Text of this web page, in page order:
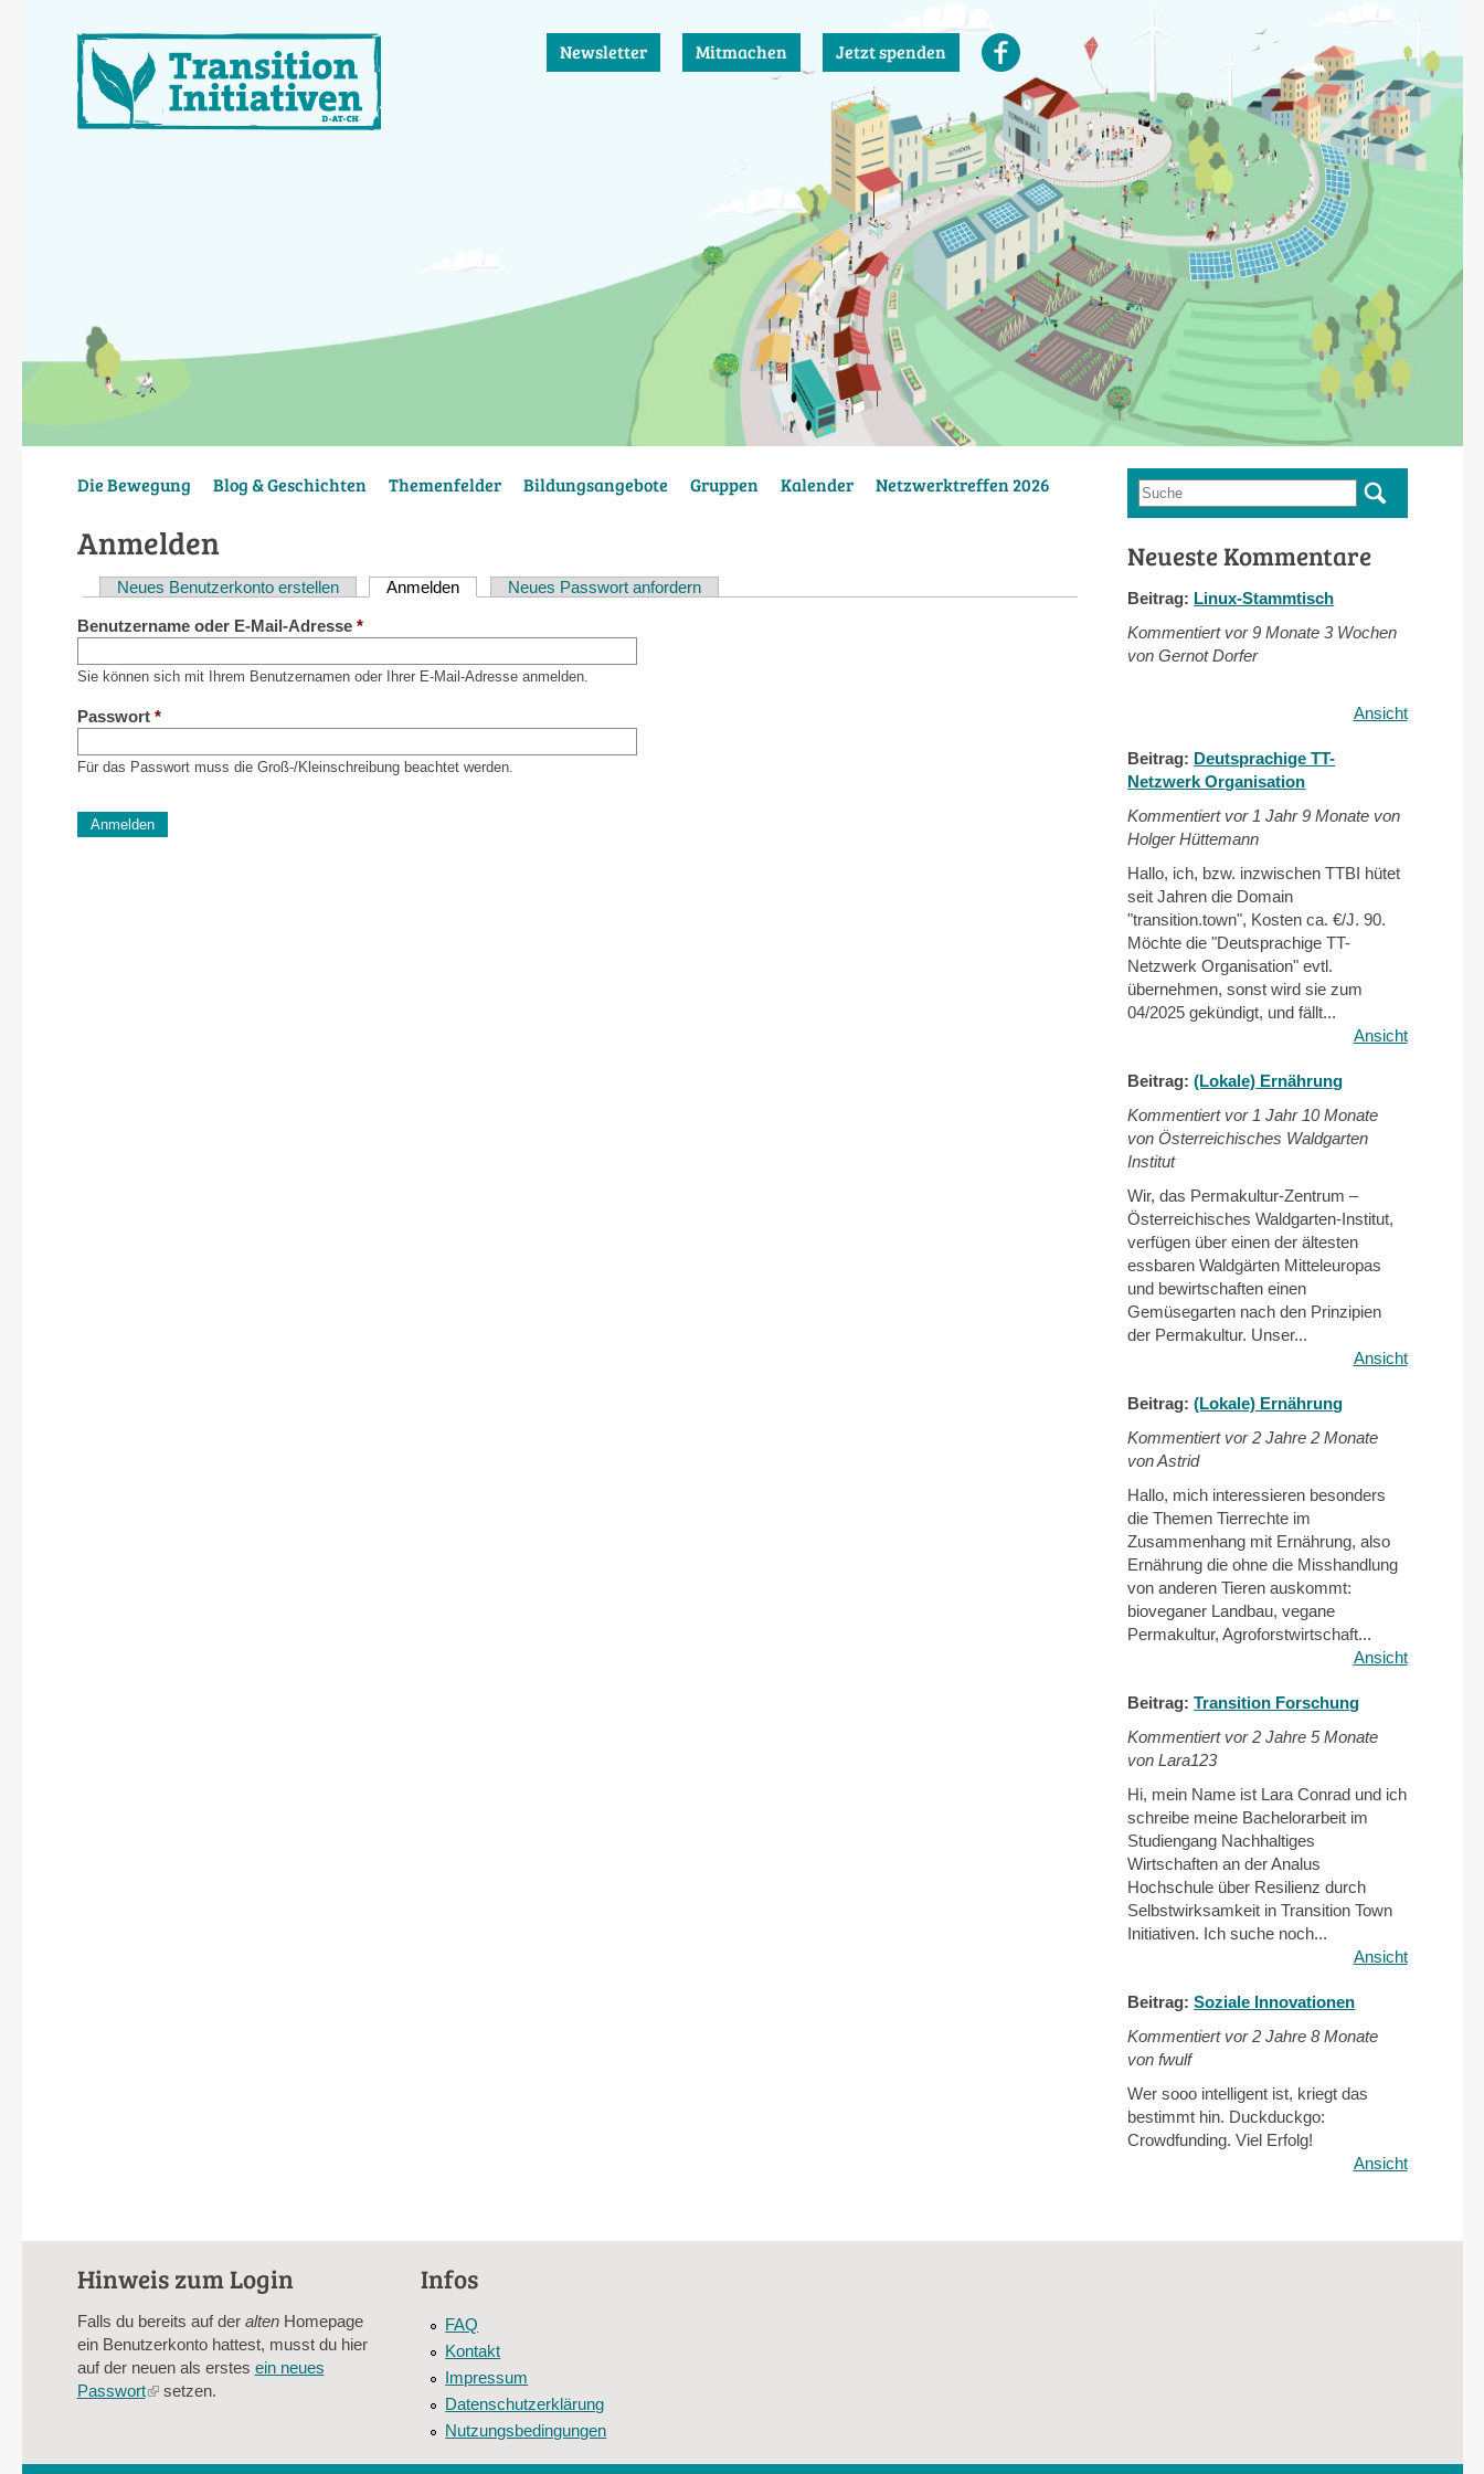
Newsletter Mitmachen Jetzt spenden
Die Bewegung Blog & Geschichten Themenfelder Bildungsangebote Gruppen Kalender Netzwerktreffen 2026
Anmelden
Haupt-
Reiter
Neues Benutzerkonto erstellen Anmelden (aktiver Reiter)
Neues Passwort anfordern
Benutzername oder E-Mail-Adresse *
Sie können sich mit Ihrem Benutzernamen oder Ihrer E-Mail-Adresse anmelden.
Passwort *
Für das Passwort muss die Groß-/Kleinschreibung beachtet werden.
Diese Sicherheitsfrage überprüft, ob Sie ein menschlicher Besucher sind und
Suchformular
Suche
Neueste Kommentare
Beitrag: Linux-Stammtisch
Kommentiert vor9 Monate 3 Wochen
von Gernot Dorfer
Ansicht
Beitrag: Deutsprachige TT-
Netzwerk Organisation
Kommentiert vor 1 Jahr 9 Monate von
Holger Hüttemann
Hallo, ich, bzw. inzwischen TTBI hütet
seit Jahren die Domain
"transition.town", Kosten ca. €/J. 90.
Möchte die "Deutsprachige TT-
Netzwerk Organisation" evtl.
übernehmen, sonst wird sie zum
04/2025 gekündigt, und fällt...
Ansicht
Beitrag:(Lokale) Ernährung
Kommentiert vor 1 Jahr 10 Monate
von Österreichisches Waldgarten
Institut
Wir, das Permakultur-Zentrum –
Österreichisches Waldgarten-Institut,
verfügen über einen der ältesten
essbaren Waldgärten Mitteleuropas
und bewirtschaften einen
Gemüsegarten nach den Prinzipien
der Permakultur. Unser...
Ansicht
Beitrag:(Lokale) Ernährung
Kommentiert vor2 Jahre 2 Monate
von Astrid
Hallo, mich interessieren besonders
die Themen Tierrechte im
Zusammenhang mit Ernährung, also
Ernährung die ohne die Misshandlung
von anderen Tieren auskommt:
bioveganer Landbau, vegane
Permakultur, Agroforstwirtschaft...
Ansicht
Beitrag:Transition Forschung
Kommentiert vor2 Jahre 5 Monate
von Lara123
Hi, mein Name ist Lara Conrad und ich
schreibe meine Bachelorarbeit im
Studiengang Nachhaltiges
Wirtschaften an der Analus
Hochschule über Resilienz durch
Selbstwirksamkeit in Transition Town
Initiativen. Ich suche noch...
Ansicht
Beitrag:Soziale Innovationen
Kommentiert vor2 Jahre 8 Monate
von fwulf
Wer sooo intelligent ist, kriegt das
bestimmt hin. Duckduckgo:
Crowdfunding. Viel Erfolg!
Ansicht
Hinweis zum Login
Falls du bereits auf der altenHomepage
ein Benutzerkonto hattest, musst du hier
auf der neuen als erstes ein neues
Passwort(linksetzen.
Infos
FAQ
Kontakt
Impressum
Datenschutzerklärung
Nutzungsbedingungen